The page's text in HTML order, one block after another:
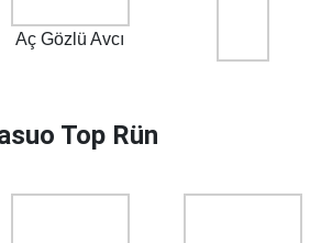
Aç Gözlü Avcı
Top Rün